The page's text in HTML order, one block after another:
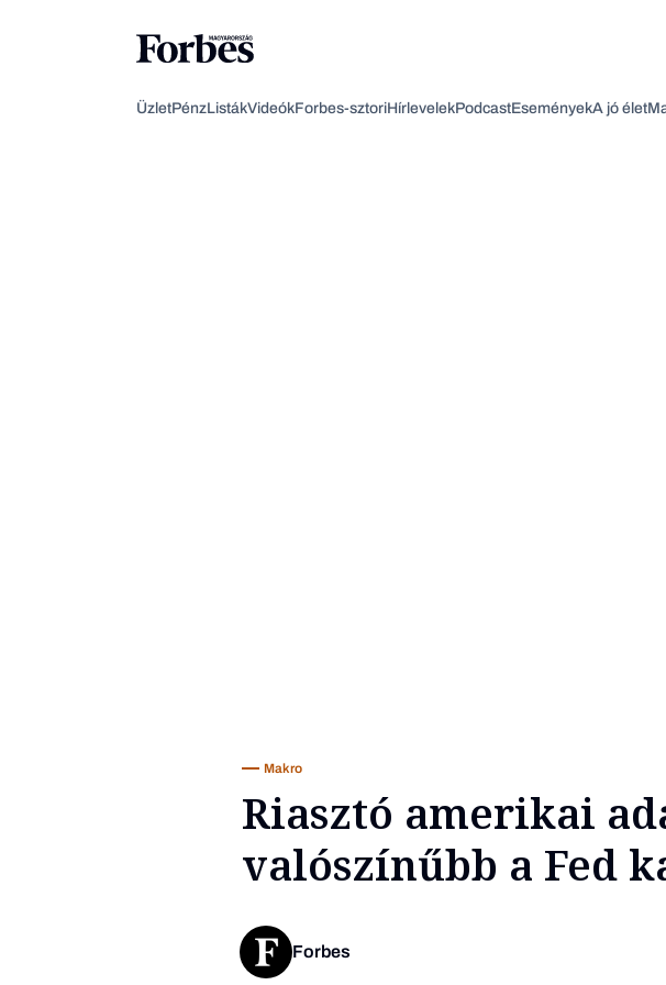
ÜzletPénzListákVideókForbes-sztoriHírlevelekPodcastEseményekA jó élet
Makro
Riasztó amerikai
valószínűbb a Fed
Forbes